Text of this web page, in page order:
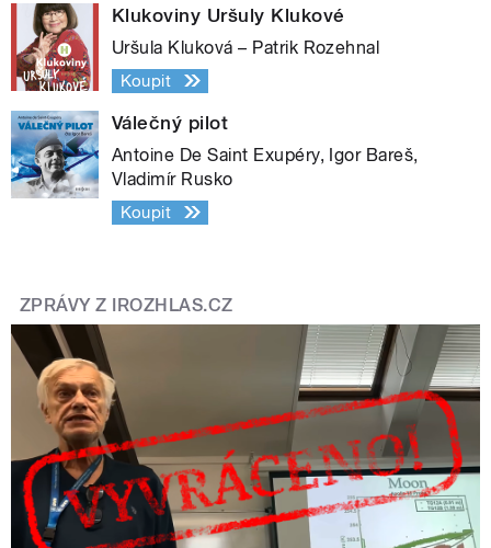
Klukoviny Uršuly Klukové
Uršula Kluková – Patrik Rozehnal
Koupit
Válečný pilot
Antoine De Saint Exupéry, Igor Bareš,
Vladimír Rusko
Koupit
ZPRÁVY Z IROZHLAS.CZ